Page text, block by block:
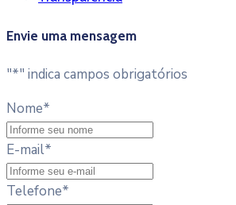
Envie uma mensagem
"*" indica campos obrigatórios
Nome*
E-mail*
Telefone*